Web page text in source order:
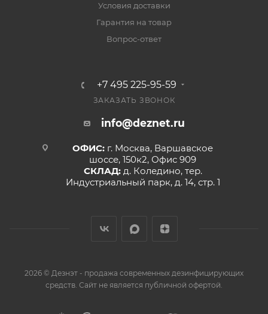
Условия доставки
Гарантия на товар
Вопрос-ответ
+7 495 225-95-59
ЗАКАЗАТЬ ЗВОНОК
info@deznet.ru
ОФИС: г. Москва, Варшавское
шоссе, 150к2, Офис 909
СКЛАД: д. Коледино, тер.
Индустриальный парк, д. 14, стр. 1
2026 © Дезнэт - продажа современных дезинфицирующих
средств. Сайт не является публичной офертой.